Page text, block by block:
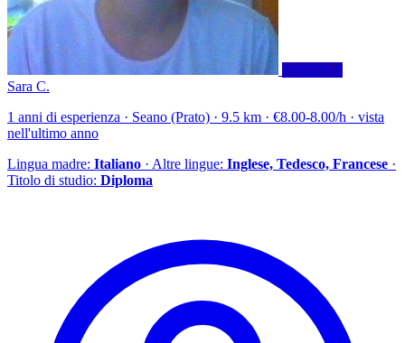
VISIONA
Sara C.
1 anni di esperienza · Seano (Prato) · 9.5 km · €8.00-8.00/h · vista
nell'ultimo anno
Lingua madre: Italiano · Altre lingue: Inglese, Tedesco, Francese ·
Titolo di studio: Diploma